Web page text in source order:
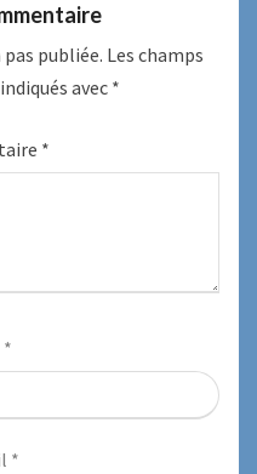
publiée. Les champs
avec *
*
*
*